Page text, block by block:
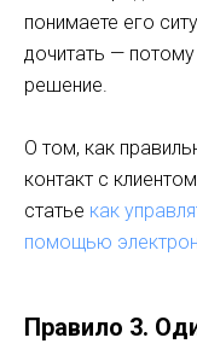
понимаете его
дочитать —
решение.
О том, как
контакт с
статье как
помощью
Правило 3.